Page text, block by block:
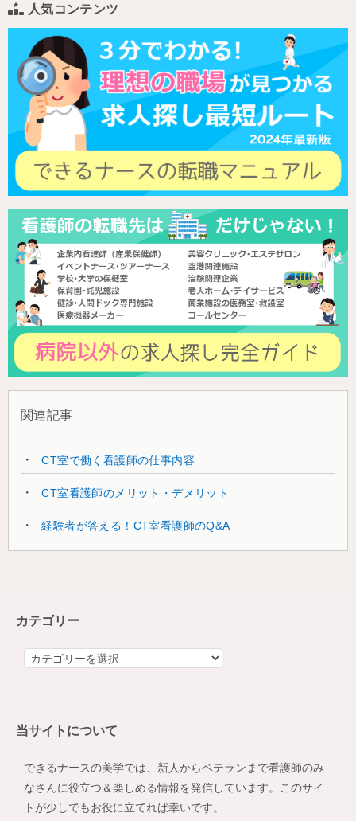
人気コンテンツ
関連記事
CT室で働く看護師の仕事内容
CT室看護師のメリット・デメリット
経験者が答える！CT室看護師のQ&A
カテゴリー
カ
ー
当サイトについて
できるナースの美学では、新人からベテランまで看護師のみ
なさんに役立つ＆楽しめる情報を発信しています。このサイ
トが少しでもお役に立てれば幸いです。